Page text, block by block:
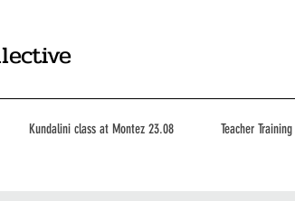
Kundalini class at Montez 23.08 Teacher Training